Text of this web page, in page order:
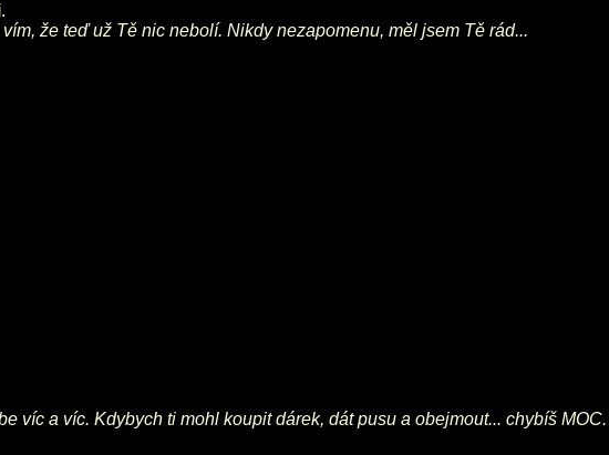
.
že teď už Tě nic nebolí. Nikdy nezapomenu, měl jsem Tě rád...
víc a víc. Kdybych ti mohl koupit dárek, dát pusu a obejmout... chybíš MOC.